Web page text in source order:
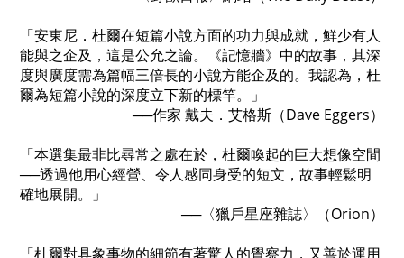
「安東尼．杜爾在短篇小說方面的功力與成就，鮮少有人
能與之企及，這是公允之論。《記憶牆》中的故事，其深
度與廣度需為篇幅三倍長的小說方能企及的。我認為，杜
爾為短篇小說的深度立下新的標竿。」
──作家 戴夫．艾格斯（Dave Eggers）
「本選集最非比尋常之處在於，杜爾喚起的巨大想像空間
──透過他用心經營、令人感同身受的短文，故事輕鬆明
確地展開。」
──〈獵戶星座雜誌〉（Orion）
「杜爾對具象事物的細節有著驚人的覺察力，又善於運用